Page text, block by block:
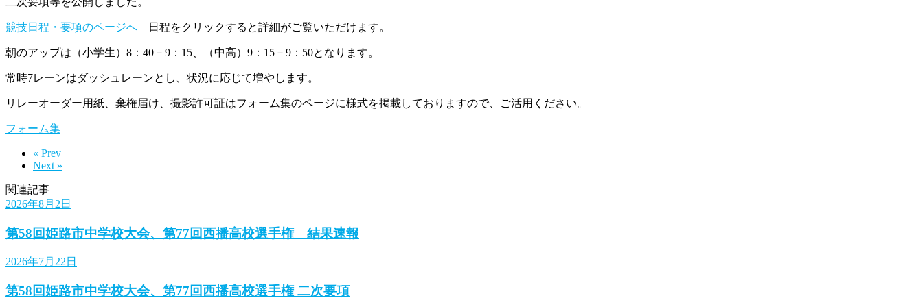
競技日程・要項のページへ 日程をクリックすると詳細がご覧いただけます。
朝のアップは（小学生）8：40－9：15、（中高）9：15－9：50となります。
常時7レーンはダッシュレーンとし、状況に応じて増やします。
リレーオーダー用紙、棄権届け、撮影許可証はフォーム集のページに様式を掲載しておりますので、ご活用ください。
フォーム集
« Prev
Next »
関連記事
2026年8月2日
第58回姫路市中学校大会、第77回西播高校選手権 結果速報
2026年7月22日
第58回姫路市中学校大会、第77回西播高校選手権 二次要項